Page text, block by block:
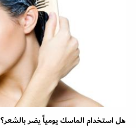
هل استخدام الماسك يومياً يضر بالشعر؟